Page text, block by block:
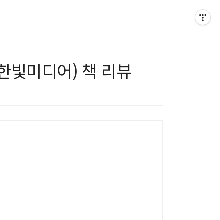
빛미디어) 책 리뷰